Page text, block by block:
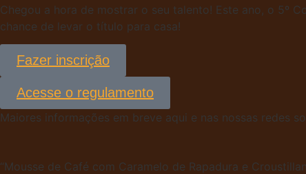
Chegou a hora de mostrar o seu talento! Este ano, o 5º
chance de levar o título para casa!
Fazer inscrição
Acesse o regulamento
Maiores informações em breve aqui e nas nossas redes
“Mousse de Café com Caramelo de Rapadura e